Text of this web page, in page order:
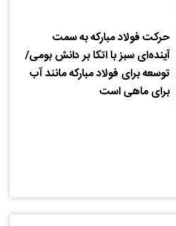
حرکت فولاد مبارکه به سمت
آینده‌ای سبز با اتکا بر دانش بومی/
توسعه برای فولاد مبارکه مانند آب
برای ماهی است